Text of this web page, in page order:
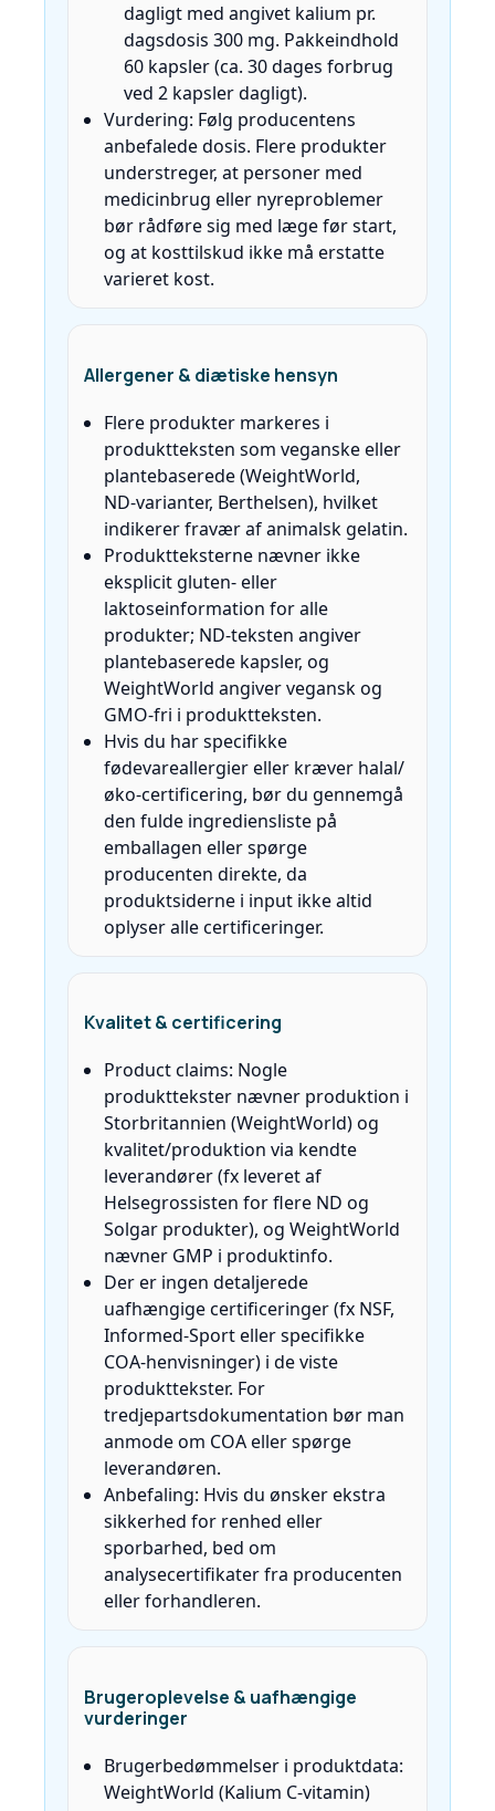
dagligt med angivet kalium pr.
dagsdosis 300 mg. Pakkeindhold
60 kapsler (ca. 30 dages forbrug
ved 2 kapsler dagligt).
Vurdering: Følg producentens
anbefalede dosis. Flere produkter
understreger, at personer med
medicinbrug eller nyreproblemer
bør rådføre sig med læge før start,
og at kosttilskud ikke må erstatte
varieret kost.
Allergener & diætiske hensyn
Flere produkter markeres i
produktteksten som veganske eller
plantebaserede (WeightWorld,
ND‑varianter, Berthelsen), hvilket
indikerer fravær af animalsk gelatin.
Produktteksterne nævner ikke
eksplicit gluten‑ eller
laktoseinformation for alle
produkter; ND‑teksten angiver
plantebaserede kapsler, og
WeightWorld angiver vegansk og
GMO‑fri i produktteksten.
Hvis du har specifikke
fødevareallergier eller kræver halal/
øko‑certificering, bør du gennemgå
den fulde ingrediensliste på
emballagen eller spørge
producenten direkte, da
produktsiderne i input ikke altid
oplyser alle certificeringer.
Kvalitet & certificering
Product claims: Nogle
produkttekster nævner produktion i
Storbritannien (WeightWorld) og
kvalitet/produktion via kendte
leverandører (fx leveret af
Helsegrossisten for flere ND og
Solgar produkter), og WeightWorld
nævner GMP i produktinfo.
Der er ingen detaljerede
uafhængige certificeringer (fx NSF,
Informed‑Sport eller specifikke
COA‑henvisninger) i de viste
produkttekster. For
tredjepartsdokumentation bør man
anmode om COA eller spørge
leverandøren.
Anbefaling: Hvis du ønsker ekstra
sikkerhed for renhed eller
sporbarhed, bed om
analysecertifikater fra producenten
eller forhandleren.
Brugeroplevelse & uafhængige
vurderinger
Brugerbedømmelser i produktdata:
WeightWorld (Kalium C‑vitamin)